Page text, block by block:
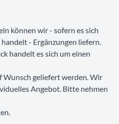
können wir - sofern es sich
- Ergänzungen liefern.
handelt es sich um einen
Wunsch geliefert werden. Wir
Angebot. Bitte nehmen